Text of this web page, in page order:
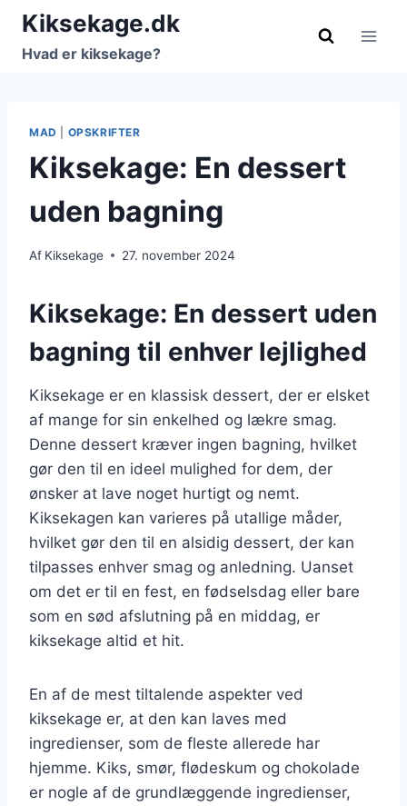
Fortsæt
indhold
Kiksekage.dk
Hvad er kiksekage?
MAD OPSKRIFTER
Kiksekage: En dessert
uden bagning
Af Kiksekage 27. november 2024
Kiksekage: En dessert uden
bagning til enhver lejlighed
Kiksekage er en klassisk dessert, der er elsket
af mange for sin enkelhed og lækre smag.
Denne dessert kræver ingen bagning, hvilket
gør den til en ideel mulighed for dem, der
ønsker at lave noget hurtigt og nemt.
Kiksekagen kan varieres på utallige måder,
hvilket gør den til en alsidig dessert, der kan
tilpasses enhver smag og anledning. Uanset
om det er til en fest, en fødselsdag eller bare
som en sød afslutning på en middag, er
kiksekage altid et hit.
En af de mest tiltalende aspekter ved
kiksekage er, at den kan laves med
ingredienser, som de fleste allerede har
hjemme. Kiks, smør, flødeskum og chokolade
er nogle af de grundlæggende ingredienser,